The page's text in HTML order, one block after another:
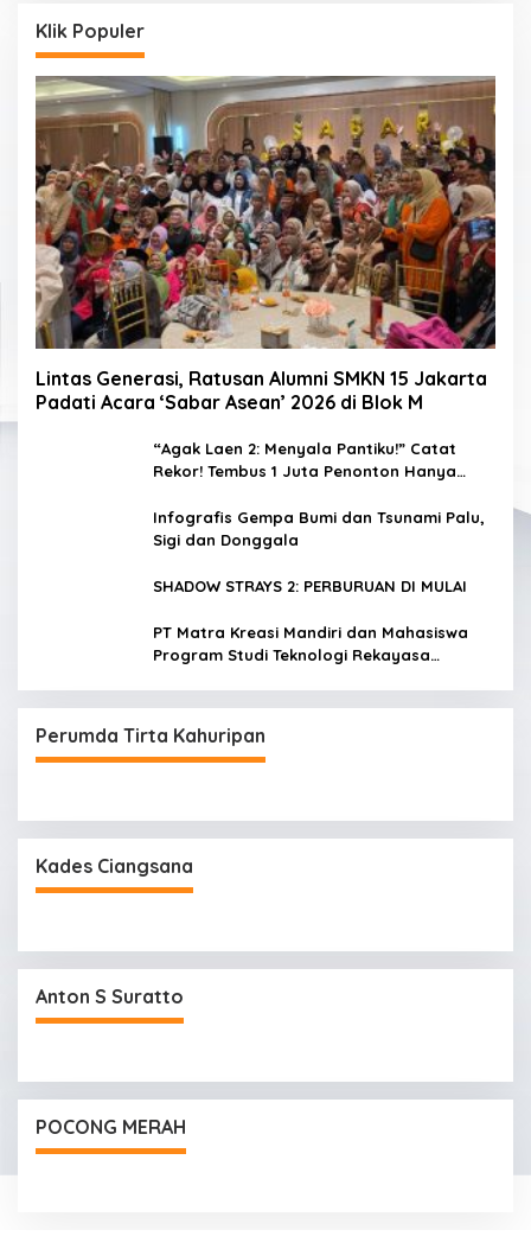
Klik Populer
Lintas Generasi, Ratusan Alumni SMKN 15 Jakarta
Padati Acara ‘Sabar Asean’ 2026 di Blok M
“Agak Laen 2: Menyala Pantiku!” Catat
Rekor! Tembus 1 Juta Penonton Hanya
Infografis Gempa Bumi dan Tsunami Palu,
Sigi dan Donggala
SHADOW STRAYS 2: PERBURUAN DI MULAI
PT Matra Kreasi Mandiri dan Mahasiswa
Program Studi Teknologi Rekayasa
Masyarakat
Perumda Tirta Kahuripan
Kades Ciangsana
Anton S Suratto
POCONG MERAH